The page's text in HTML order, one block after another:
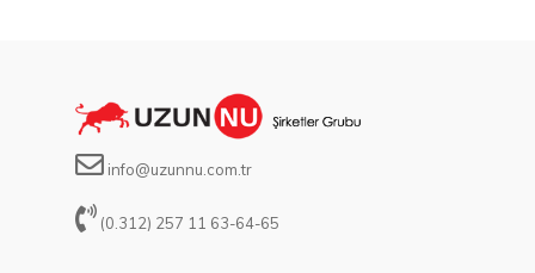
info@uzunnu.com.tr
(0.312) 257 11 63-64-65